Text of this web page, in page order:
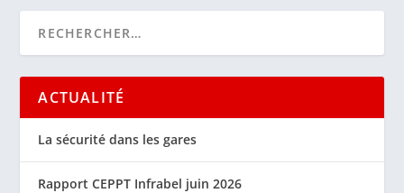
ACTUALITÉ
La sécurité dans les gares
Rapport CEPPT Infrabel juin 2026